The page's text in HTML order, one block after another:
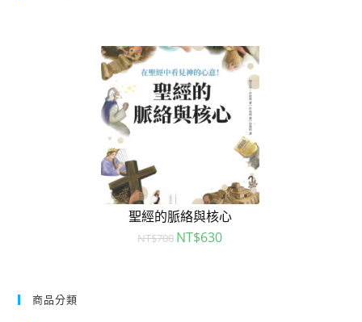
聖經的脈絡與核心
NT$700 NT$630
商品分類